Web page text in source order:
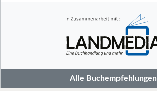
Alle Buchempfehlungen